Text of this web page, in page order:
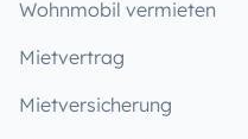
Wohnmobil vermieten
Mietvertrag
Mietversicherung